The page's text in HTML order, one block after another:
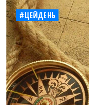
#ЦЕЙДЕНЬ